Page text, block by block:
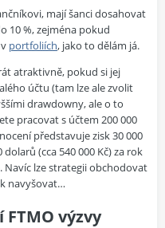
mají šanci dosahovat
10 %, zejména pokud
portfoliích, jako to dělám já.
atraktivně, pokud si jej
účtu (tam lze ale zvolit
drawdowny, ale o to
pracovat s účtem 200 000
představuje zisk 30 000
(cca 540 000 Kč) za rok
Navíc lze strategii obchodovat
navyšovat…
výzvy